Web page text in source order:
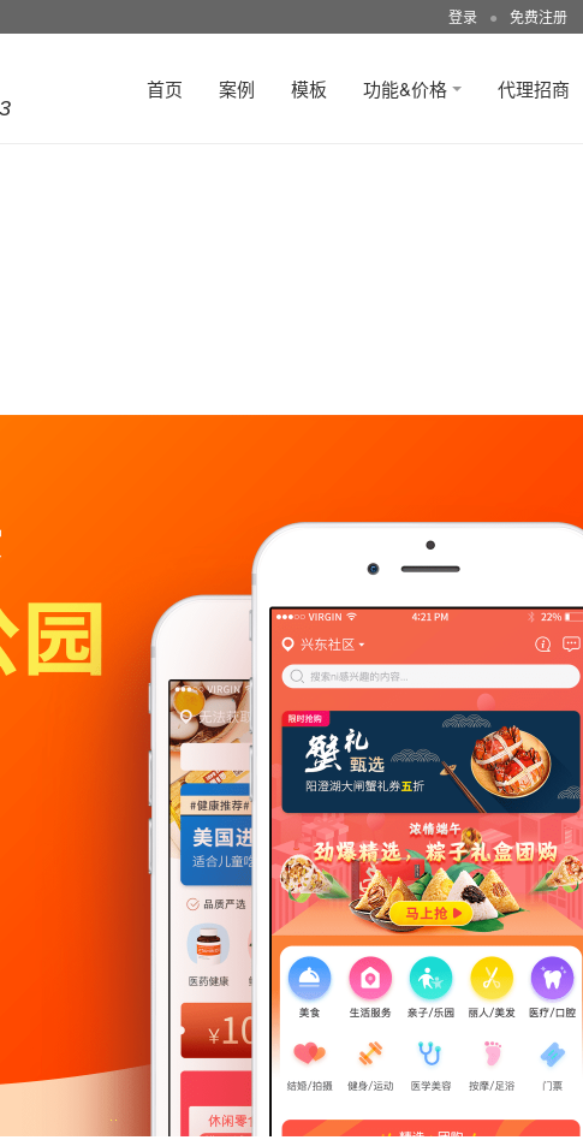
登录 ● 免费注册
首页 案例 模板 功能&价格 代理招商